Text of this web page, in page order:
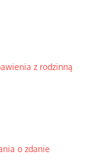
z rodzinną
o zdanie